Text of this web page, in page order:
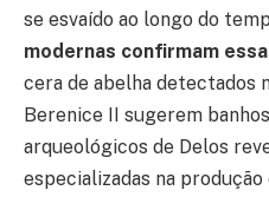
se esvaído ao longo do
modernas confirmam
cera de abelha detectados
Berenice II sugerem
arqueológicos de Delos
especializadas na